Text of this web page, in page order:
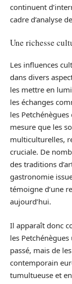
continuent
cadre d’analyse
Une richesse
Les influences
dans divers
les mettre en
les échanges
les
mesure que les
multiculturelles,
cruciale. De
des traditions
gastronomie
témoigne d’une
aujourd’hui.
Il apparaît donc
les
passé, mais de
contemporain
tumultueuse et